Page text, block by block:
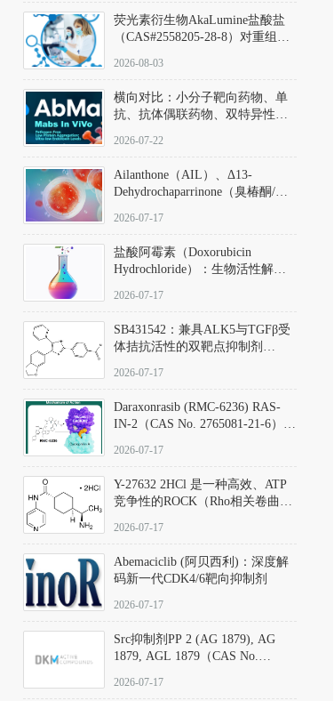
荧光素衍生物AkaLumine盐酸盐
（CAS#2558205-28-8）对重组萤
数（Km）为2.06 μM；其近红外
发光特性赋予优异的组织穿透能
力，大幅增强成像信噪比，从而
实现活体动物模型中极低给药剂
量下的高灵敏度、非侵入式生物
2026-08-03
横向对比：小分子靶向药物、单
抗、抗体偶联药物、双特异性抗
及应用瓶颈
2026-07-22
Ailanthone（AIL）、Δ13-
Dehydrochaparrinone（臭椿酮/臭
DKM货号 D806885
2026-07-17
盐酸阿霉素（Doxorubicin
Hydrochloride）：生物活性解
范
2026-07-17
SB431542：兼具ALK5与TGFβ受
体拮抗活性的双靶点抑制剂
D801067）
2026-07-17
Daraxonrasib (RMC-6236) RAS-
IN-2（CAS No. 2765081-21-6）：
向KRAS/NRAS/HRAS的广谱RAS
2026-07-17
Y-27632 2HCl 是一种高效、ATP
竞争性的ROCK（Rho相关卷曲螺
同等抑制ROCK1与ROCK2；其通
过精准嵌入激酶的ATP结合位点
发挥抑制作用，对ROCK1和
ROCK2的解离常数（Ki）分别为
140 nM和300 nM；在众多丝氨酸/
中，其靶向ROCK的选择性超过
200倍，凸显出优异的分子特异
2026-07-17
Abemaciclib (阿贝西利)：深度解
码新一代CDK4/6靶向抑制剂
2026-07-17
Src抑制剂PP 2 (AG 1879), AG
1879, AGL 1879（CAS No.
应用指南
2026-07-17